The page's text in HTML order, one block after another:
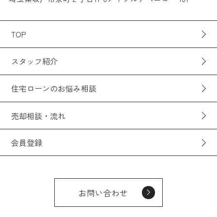
TOP
スタッフ紹介
住宅ローンのお悩み相談
売却相談・流れ
会員登録
お問い合わせ